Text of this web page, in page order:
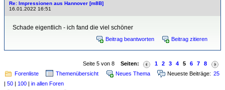
Re: Impressionen aus Hannover [m8B]
16.01.2022 16:51
Schade eigentlich - ich fand die viel schöner
Beitrag beantworten Beitrag zitieren
Seite 5 von 8 Seiten: 1 2 3 4 5 6 7
8
Forenliste
Themenübersicht Neues Thema Neueste Beiträge: 25
50 100
in allen Foren